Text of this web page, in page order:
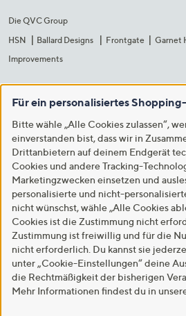
Die QVC Group
HSN
Ballard Designs Frontgate Garnet
Improvements
Für ein personalisiertes
Bitte wähle „Alle Cookies zulassen“,
einverstanden bist, dass wir in
Drittanbietern auf deinem Endgerät
Cookies und andere Tracking-
Marketingzwecken einsetzen und
personalisierte und nicht-
nicht wünschst, wähle „Alle Cookies
Cookies ist die Zustimmung nicht
Zustimmung ist freiwillig und für die
nicht erforderlich. Du kannst sie
unter „Cookie-Einstellungen“ deine
die Rechtmäßigkeit der bisherigen
Mehr Informationen findest du in